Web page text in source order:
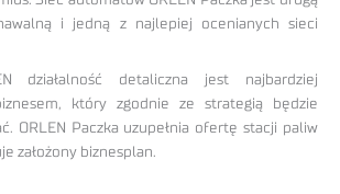
i jedną z najlepiej ocenianych sieci
działalność detaliczna jest najbardziej
który zgodnie ze strategią będzie
ORLEN Paczka uzupełnia ofertę stacji paliw
założony biznesplan.